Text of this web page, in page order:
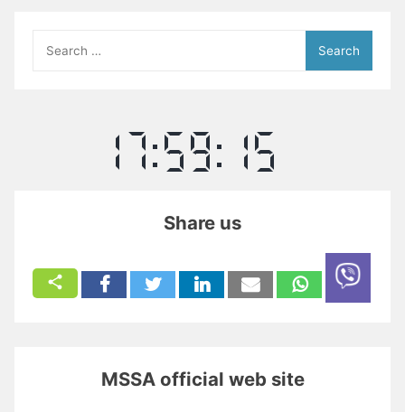
for:
Share us
MSSA official web site